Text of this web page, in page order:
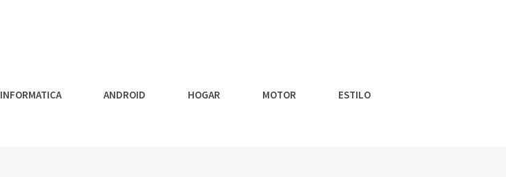
INFORMATICA ANDROID HOGAR MOTOR ESTILO